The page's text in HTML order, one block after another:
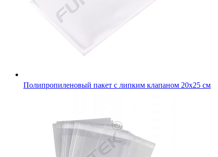
Полипропиленовый пакет с липким клапаном 20х25 см